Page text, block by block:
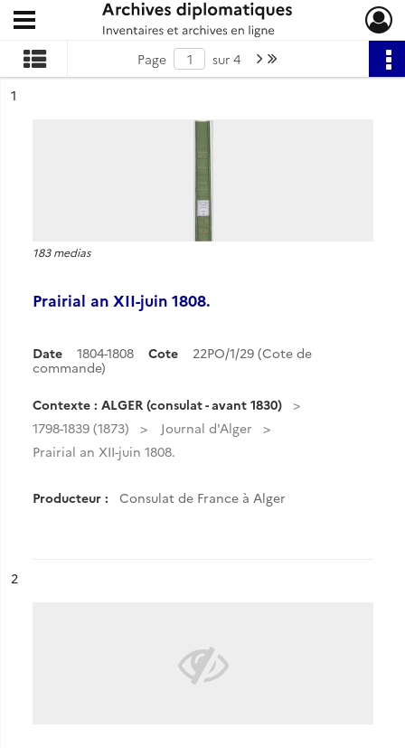
Archives diplomatiques
Ouvrir le menu déroulant
Page sur 4 Page suivante : 1/4
n°
1
183 medias
Prairial an XII-juin 1808.
Date 1804-1808 Cote
22PO/1/29 (Cote de
commande)
Contexte : ALGER (consulat - avant 1830)
1798-1839 (1873)
Journal d'Alger
Prairial an XII-juin 1808.
Producteur : Consulat de France à Alger
n°
2